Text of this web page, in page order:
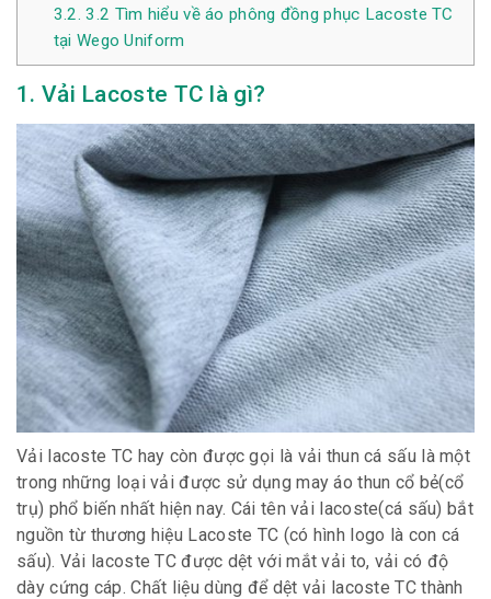
3.2. 3.2 Tìm hiểu về áo phông đồng phục Lacoste TC
tại Wego Uniform
1. Vải Lacoste TC là gì?
Vải lacoste TC hay còn được gọi là vải thun cá sấu là một
trong những loại vải được sử dụng may áo thun cổ bẻ(cổ
trụ) phổ biến nhất hiện nay. Cái tên vải lacoste(cá sấu) bắt
nguồn từ thương hiệu Lacoste TC (có hình logo là con cá
sấu). Vải lacoste TC được dệt với mắt vải to, vải có độ
dày cứng cáp. Chất liệu dùng để dệt vải lacoste TC thành